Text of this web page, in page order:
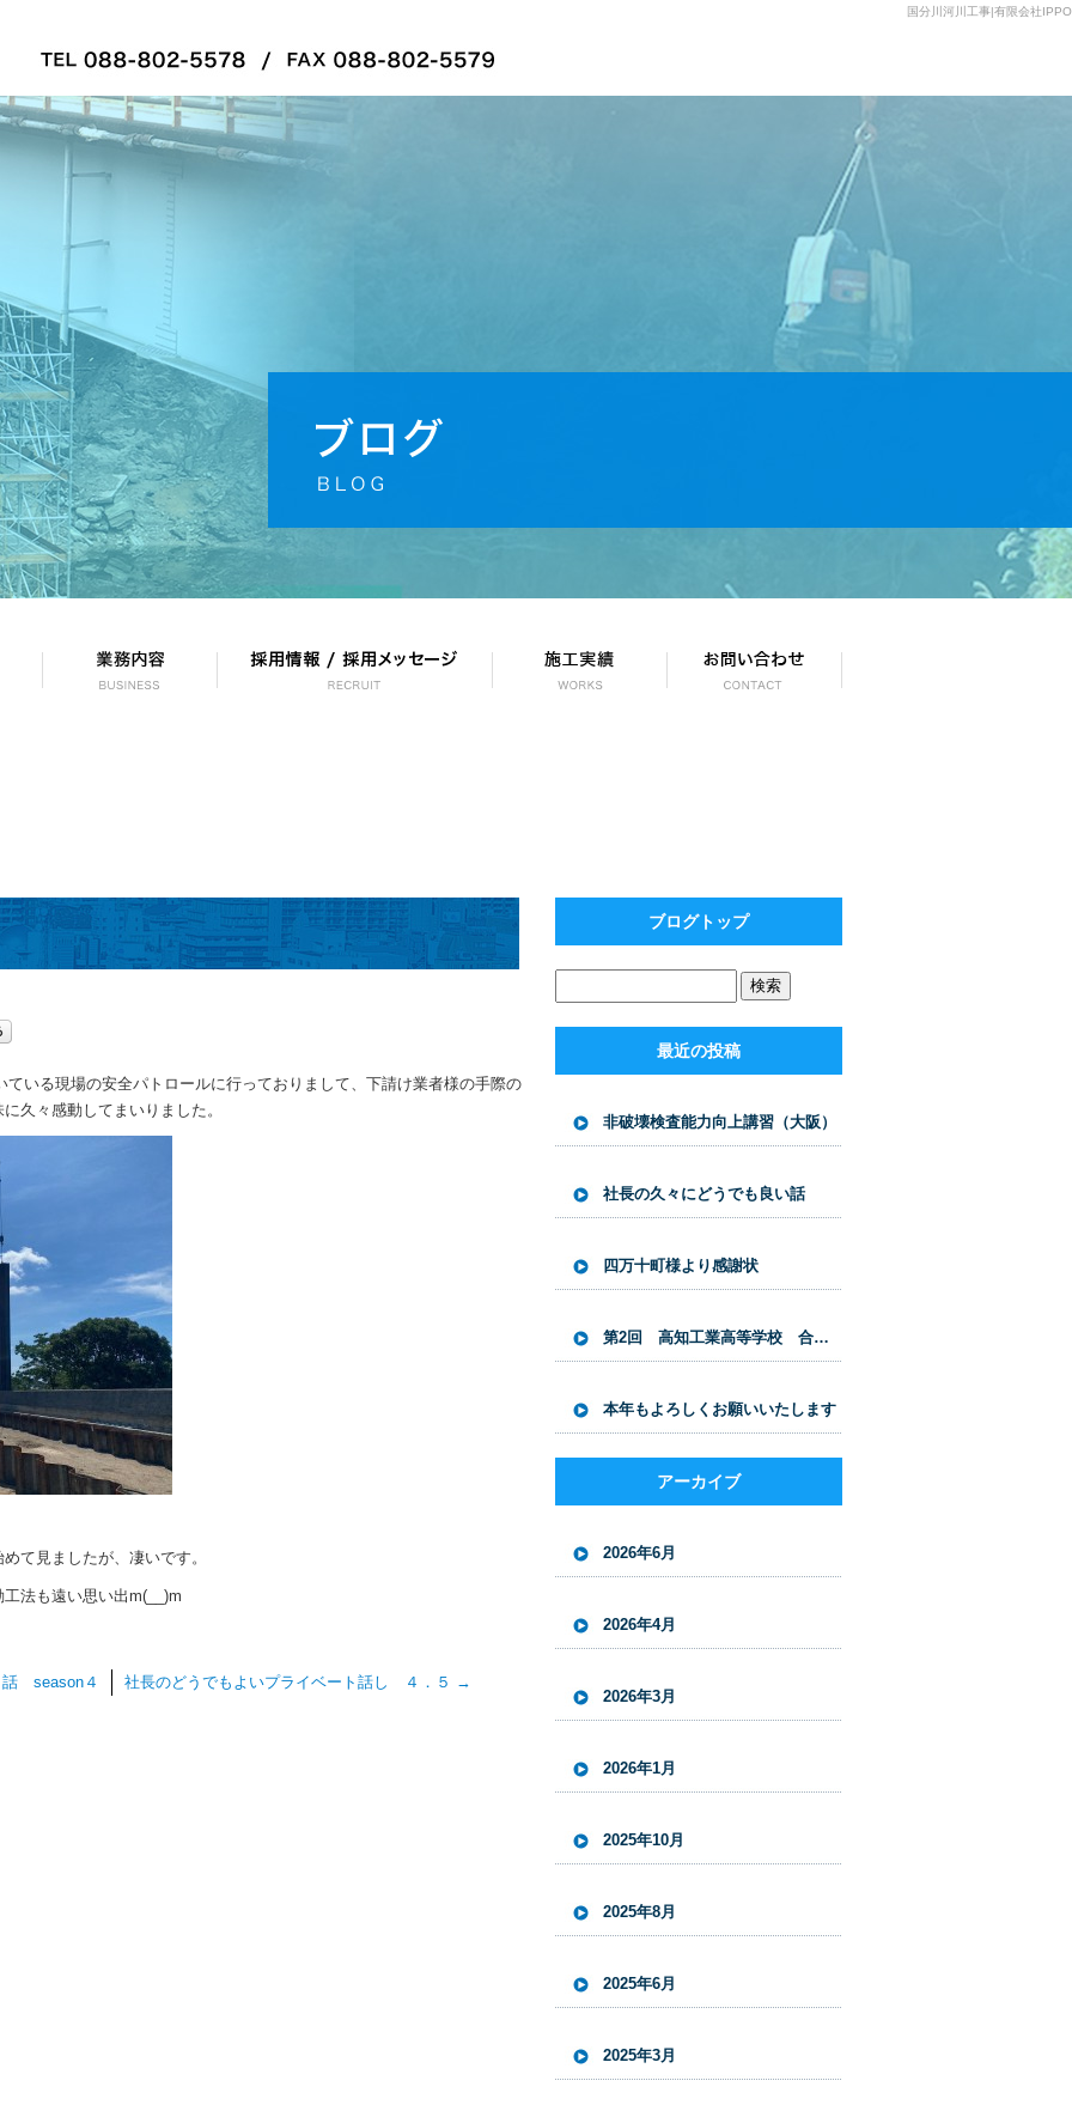
国分川河川工事|有限会社IPPO
いる現場の安全パトロールに行っておりまして、下請け業者様の手際の
久々感動してまいりました。
て見ましたが、凄いです。
法も遠い思い出m(__)m
話 season４ 社長のどうでもよいプライベート話し ４．５ →
ブログトップ
最近の投稿
非破壊検査能力向上講習（大阪）
社長の久々にどうでも良い話
四万十町様より感謝状
第2回 高知工業高等学校 合同企業説明会開催
本年もよろしくお願いいたします
アーカイブ
2026年6月
2026年4月
2026年3月
2026年1月
2025年10月
2025年8月
2025年6月
2025年3月